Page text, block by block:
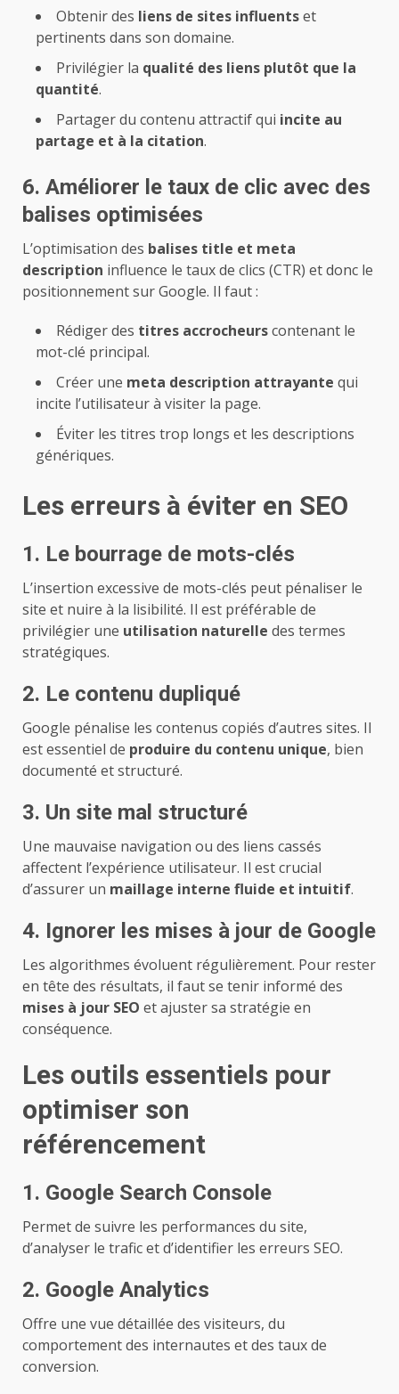
Obtenir des liens de sites influentset
pertinents dans son domaine.
Privilégier la qualité des liens plutôt que la
quantité.
Partager du contenu attractif qui incite au
partage et à la citation.
6. Améliorer le taux de clic avec des
balises optimisées
L’optimisation des balises title et meta
description influence le taux de clics (CTR) et donc le
positionnement sur Google. Il faut :
Rédiger des titres accrocheurscontenant le
mot-clé principal.
Créer une meta description attrayante qui
incite l’utilisateur à visiter la page.
Éviter les titres trop longs et les descriptions
génériques.
Les erreurs à éviter en SEO
1. Le bourrage de mots-clés
L’insertion excessive de mots-clés peut pénaliser le
site et nuire à la lisibilité. Il est préférable de
privilégier une utilisation naturelle des termes
stratégiques.
2. Le contenu dupliqué
Google pénalise les contenus copiés d’autres sites. Il
est essentiel de produire du contenu unique, bien
documenté et structuré.
3. Un site mal structuré
Une mauvaise navigation ou des liens cassés
affectent l’expérience utilisateur. Il est crucial
d’assurer un maillage interne fluide et intuitif.
4. Ignorer les mises à jour de Google
Les algorithmes évoluent régulièrement. Pour rester
en tête des résultats, il faut se tenir informé des
mises à jour SEO et ajuster sa stratégie en
conséquence.
Les outils essentiels pour
optimiser son
référencement
1. Google Search Console
Permet de suivre les performances du site,
d’analyser le trafic et d’identifier les erreurs SEO.
2. Google Analytics
Offre une vue détaillée des visiteurs, du
comportement des internautes et des taux de
conversion.